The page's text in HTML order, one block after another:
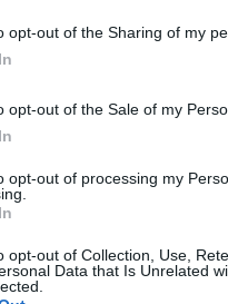
opt-out of the Sharing of my
opt-out of the Sale of my
opt-out of processing my
opt-out of Collection, Use,
Data that Is Unrelated
e Auschwitz.
programmi
Memoria 2020 i
delle vittime
completa, in
durante la